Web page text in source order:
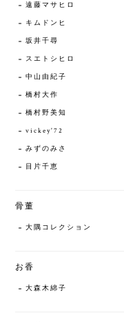
遠藤マサヒロ
キムドンヒ
坂井千尋
スエトシヒロ
中山由紀子
橋村大作
橋村野美知
vickey'72
みずのみさ
目片千恵
骨董
大隅コレクション
お香
大森木綿子